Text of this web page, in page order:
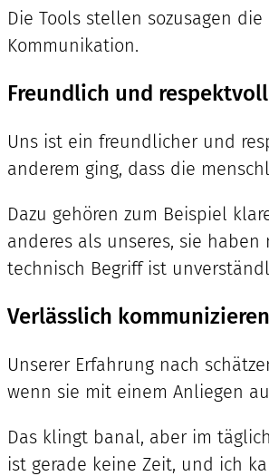
Die Tools stellen sozusagen
Kommunikation.
Freundlich und respektvoll
Uns ist ein freundlicher und
anderem ging, dass die
Dazu gehören zum Beispiel
anderes als unseres, sie
technisch Begriff ist
Verlässlich kommunizieren
Unserer Erfahrung nach
wenn sie mit einem Anliegen
Das klingt banal, aber im
ist gerade keine Zeit, und ich